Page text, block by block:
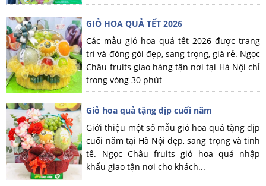
GIỎ HOA QUẢ TẾT 2026
Các mẫu giỏ hoa quả tết 2026 được trang
trí và đóng gói đẹp, sang trọng, giá rẻ. Ngọc
Châu fruits giao hàng tận nơi tại Hà Nội chỉ
trong vòng 30 phút
Giỏ hoa quả tặng dịp cuối năm
Giới thiệu một số mẫu giỏ hoa quả tặng dịp
cuối năm tại Hà Nội đẹp, sang trọng và tinh
tế. Ngọc Châu fruits giỏ hoa quả nhập
khẩu giao tận nơi cho khách...